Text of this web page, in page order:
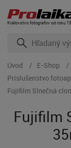
Kráľovstvo fotografov od roku
Úvod E-Shop
Príslušenstvo
Fujifilm Slnečná
Fujifilm